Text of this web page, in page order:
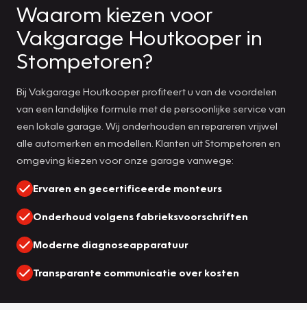
Waarom kiezen voor
Vakgarage Houtkooper in
Stompetoren?
Bij Vakgarage Houtkooper profiteert u van de voordelen
van een landelijke formule met de persoonlijke service van
een lokale garage. Wij onderhouden en repareren vrijwel
alle automerken en modellen. Klanten uit Stompetoren en
omgeving kiezen voor onze garage vanwege:
Ervaren en gecertificeerde monteurs
Onderhoud volgens fabrieksvoorschriften
Moderne diagnoseapparatuur
Transparante communicatie over kosten